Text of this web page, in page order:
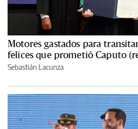
Motores gastados para
felices que prometió Caputo
Sebastián Lacunza